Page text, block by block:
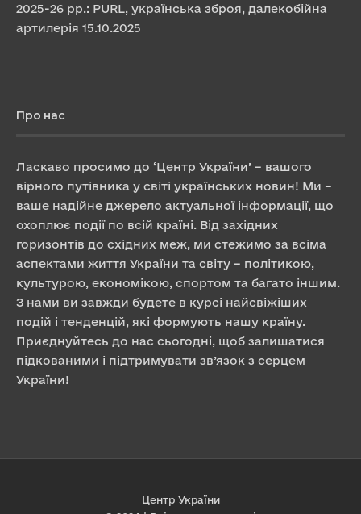
2025-26 рр.: PURL, українська зброя, далекобійна
артилерія 15.10.2025
Про нас
Ласкаво просимо до ‘Центр України’ – вашого
вірного путівника у світі українських новин! Ми –
ваше надійне джерело актуальної інформації, що
охоплює події по всій країні. Від західних
горизонтів до східних меж, ми стежимо за всіма
аспектами життя України та світу – політикою,
культурою, економікою, спортом та багато іншим.
З нами ви завжди будете в курсі найсвіжіших
подій і тенденцій, які формують нашу країну.
Приєднуйтесь до нас сьогодні, щоб залишатися
підкованими і підтримувати зв’язок з серцем
України!
Центр України